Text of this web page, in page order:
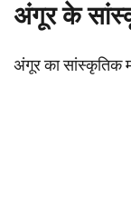
अंगूर के
अंगूर का सांस्कृतिक